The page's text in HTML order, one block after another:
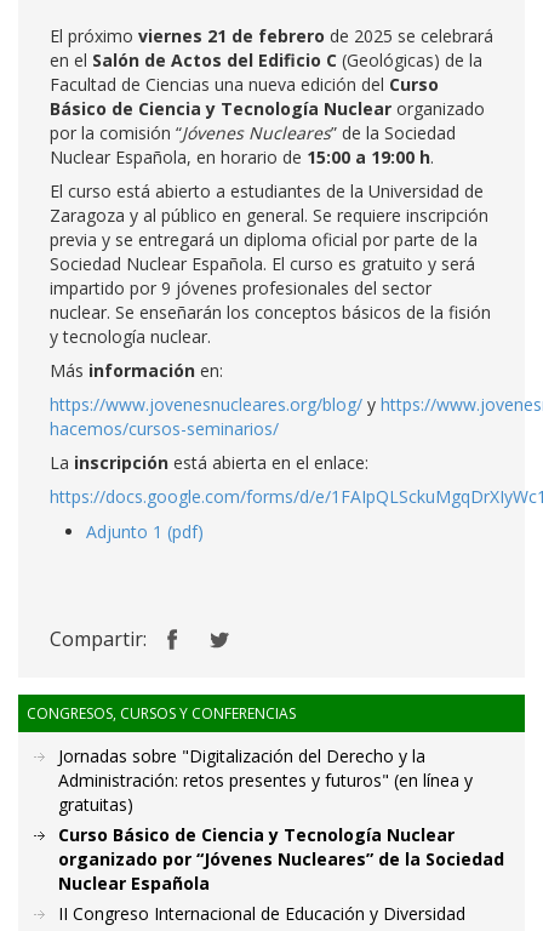
El próximo viernes 21 de febrero de 2025 se celebrará
en el Salón de Actos del Edificio C (Geológicas) de la
Facultad de Ciencias una nueva edición del Curso
Básico de Ciencia y Tecnología Nuclear organizado
por la comisión “Jóvenes Nucleares” de la Sociedad
Nuclear Española, en horario de 15:00 a 19:00 h.
El curso está abierto a estudiantes de la Universidad de
Zaragoza y al público en general. Se requiere inscripción
previa y se entregará un diploma oficial por parte de la
Sociedad Nuclear Española. El curso es gratuito y será
impartido por 9 jóvenes profesionales del sector
nuclear. Se enseñarán los conceptos básicos de la fisión
y tecnología nuclear.
Más información en:
https://www.jovenesnucleares.org/blog/ y https://
hacemos/cursos-seminarios/
La inscripción está abierta en el enlace:
https://docs.google.com/forms/d/e/
Adjunto 1 (pdf)
Compartir:
CONGRESOS, CURSOS Y CONFERENCIAS
Jornadas sobre "Digitalización del Derecho y la
Administración: retos presentes y futuros" (en línea y
gratuitas)
Curso Básico de Ciencia y Tecnología Nuclear
organizado por “Jóvenes Nucleares” de la Sociedad
Nuclear Española
II Congreso Internacional de Educación y Diversidad